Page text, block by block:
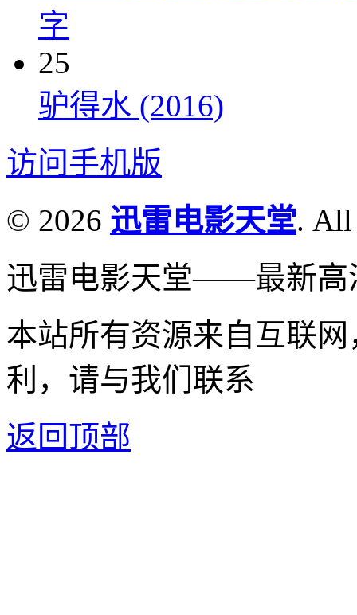
字
25
驴得水 (2016)
访问手机版
© 2026 迅雷电影天堂. All
迅雷电影天堂——最新高
本站所有资源来自互联
利，请与我们联系
返回顶部